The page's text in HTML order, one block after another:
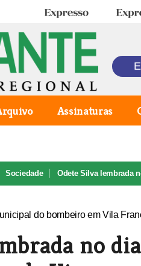
Expresso
Assinaturas
Sociedade Odete Silva lembrada
no